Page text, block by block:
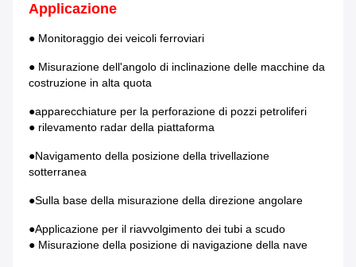
Applicazione
● Monitoraggio dei veicoli ferroviari
● Misurazione dell'angolo di inclinazione delle macchine da
costruzione in alta quota
●apparecchiature per la perforazione di pozzi petroliferi
● rilevamento radar della piattaforma
●Navigamento della posizione della trivellazione
sotterranea
●Sulla base della misurazione della direzione angolare
●Applicazione per il riavvolgimento dei tubi a scudo
● Misurazione della posizione di navigazione della nave